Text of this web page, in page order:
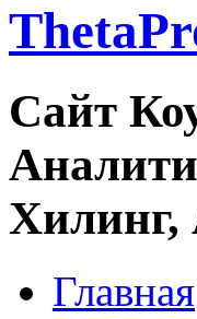
Сайт
Хилинг,
Главная